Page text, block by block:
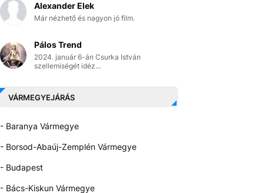
Alexander Elek
Már nézhető és nagyon jó film.
Pálos Trend
2024. január 6-án Csurka István
szellemiségét idéz...
VÁRMEGYEJÁRÁS
- Baranya Vármegye
- Borsod-Abaúj-Zemplén Vármegye
- Budapest
- Bács-Kiskun Vármegye